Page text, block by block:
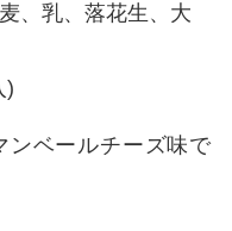
、乳、落花生、大
)
ベールチーズ味で